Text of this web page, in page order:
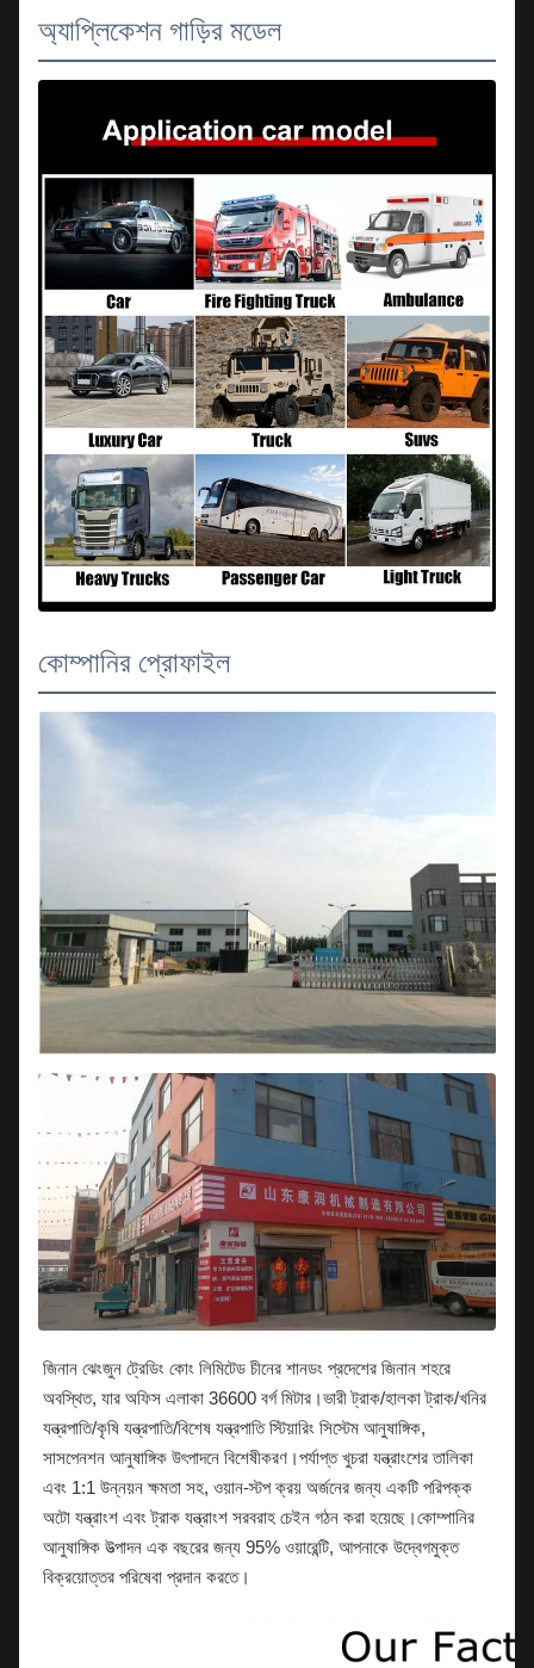
অ্যাপ্লিকেশন গাড়ির মডেল
কোম্পানির প্রোফাইল
জিনান ঝেংজুন ট্রেডিং কোং লিমিটেড চীনের শানডং প্রদেশের জিনান শহরে
অবস্থিত, যার অফিস এলাকা 36600 বর্গ মিটার।ভারী ট্রাক/হালকা ট্রাক/খনির
যন্ত্রপাতি/কৃষি যন্ত্রপাতি/বিশেষ যন্ত্রপাতি স্টিয়ারিং সিস্টেম আনুষাঙ্গিক,
সাসপেনশন আনুষাঙ্গিক উৎপাদনে বিশেষীকরণ।পর্যাপ্ত খুচরা যন্ত্রাংশের তালিকা
এবং 1:1 উন্নয়ন ক্ষমতা সহ, ওয়ান-স্টপ ক্রয় অর্জনের জন্য একটি পরিপক্ক
অটো যন্ত্রাংশ এবং ট্রাক যন্ত্রাংশ সরবরাহ চেইন গঠন করা হয়েছে।কোম্পানির
আনুষাঙ্গিক উত্পাদন এক বছরের জন্য 95% ওয়ারেন্টি, আপনাকে উদ্বেগমুক্ত
বিক্রয়োত্তর পরিষেবা প্রদান করতে।